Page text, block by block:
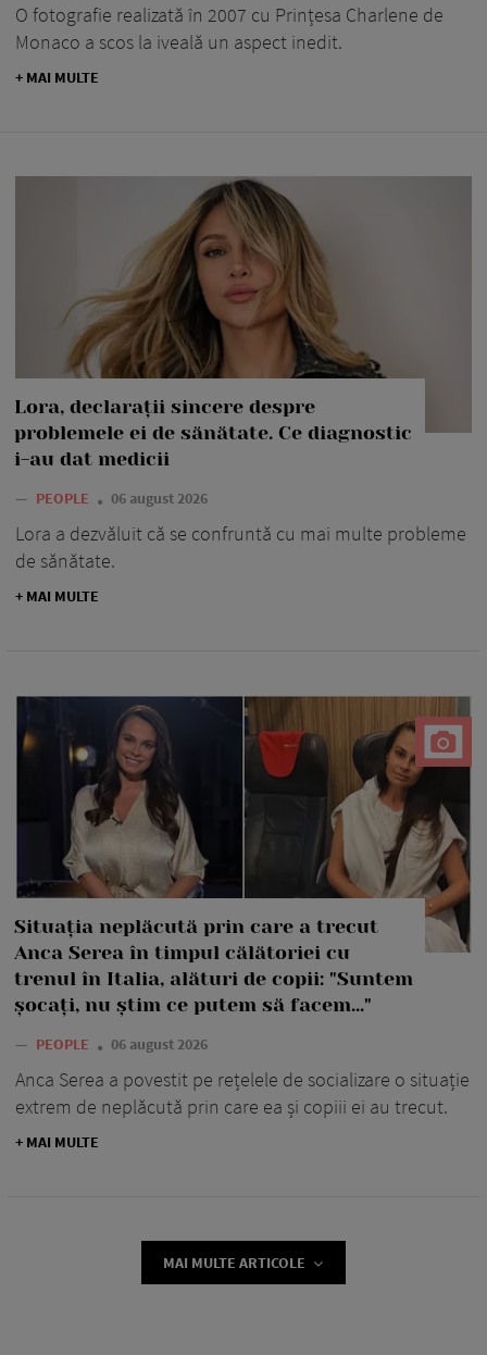
O fotografie realizată în 2007 cu Prințesa Charlene de
Monaco a scos la iveală un aspect inedit.
+ MAI MULTE
Lora, declarații sincere despre
problemele ei de sănătate. Ce diagnostic
i-au dat medicii
— PEOPLE 06 august 2026
Lora a dezvăluit că se confruntă cu mai multe probleme
de sănătate.
+ MAI MULTE
Situația neplăcută prin care a trecut
Anca Serea în timpul călătoriei cu
trenul în Italia, alături de copii: "Suntem
șocați, nu știm ce putem să facem..."
— PEOPLE 06 august 2026
Anca Serea a povestit pe rețelele de socializare o situație
extrem de neplăcută prin care ea și copiii ei au trecut.
+ MAI MULTE
MAI MULTE ARTICOLE